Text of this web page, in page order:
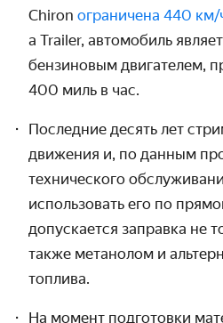
Chiron ограничена 440 км/
a Trailer, авто­мобиль
бензиновым двигателем,
400 миль в час.
Последние десять лет
движения и, по данным
технического
использо­вать его по
допускается заправка не
также метанолом и
топлива.
На момент подготовки